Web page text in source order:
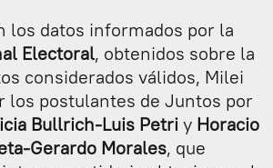
los datos informados por la
Electoral, obtenidos sobre la
considerados válidos, Milei
los postulantes de Juntos por
Bullrich-Luis Petri y Horacio
Gerardo Morales, que